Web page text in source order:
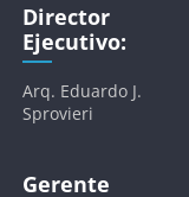
Director
Ejecutivo:
Arq. Eduardo J.
Sprovieri
Gerente